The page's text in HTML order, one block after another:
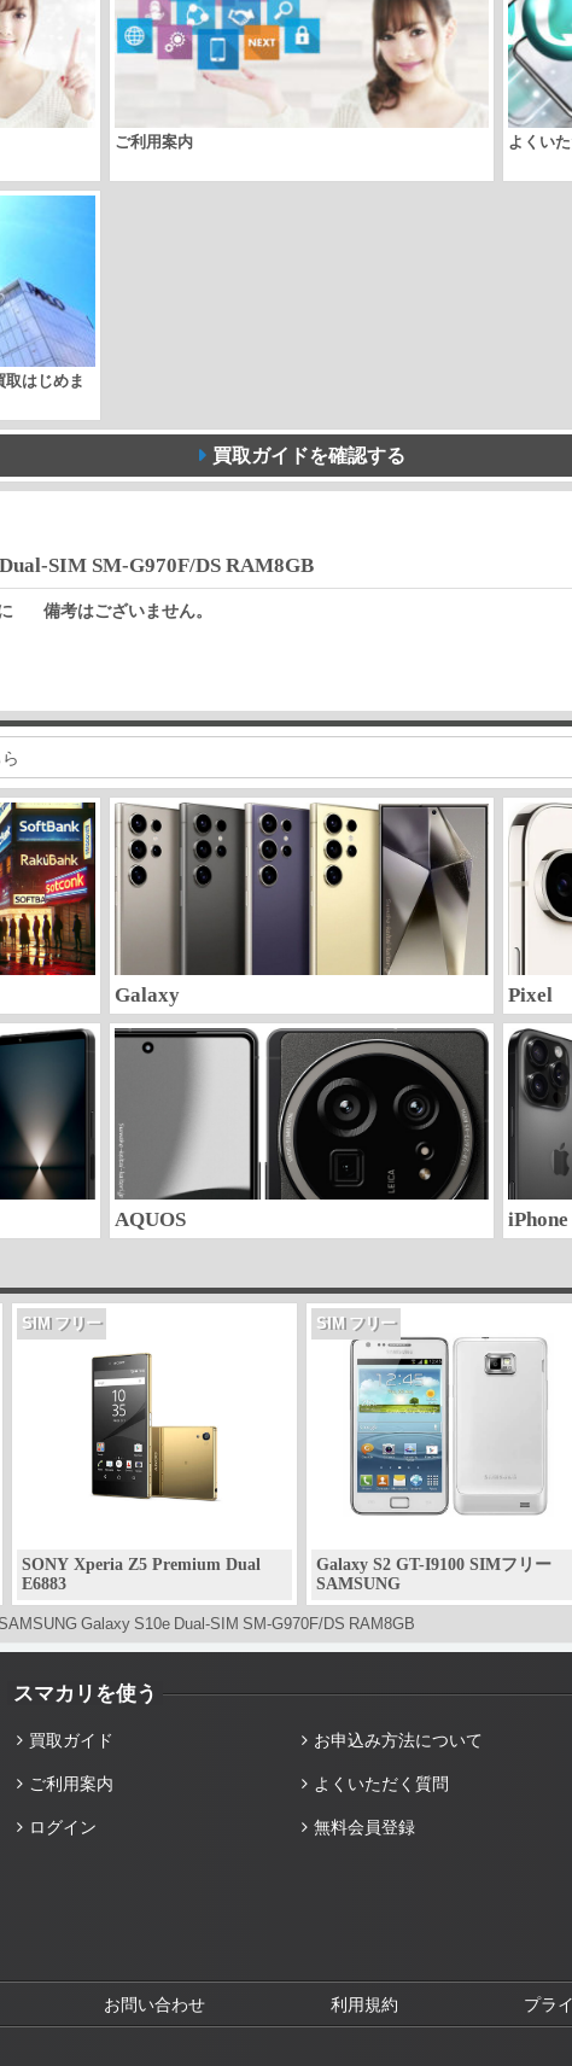
ご利用案内 よくい
取はじめま
買取ガイドを確認する
SIM SM-G970F/DS RAM8GB
備考はございません。
Galaxy Pixel
AQUOS iPhone
SIM フリー
SONY Xperia Z5 Premium Dual
E6883
SIM フリー
Galaxy S2 GT-I9100 SIMフリー
SAMSUNG
SAMSUNG Galaxy S10e Dual-SIM SM-G970F/DS RAM8GB
スマカリを使う
買取ガイド お申込み方法について
ご利用案内 よくいただく質問
ログイン 無料会員登録
お問い合わせ 利用規約 プラ